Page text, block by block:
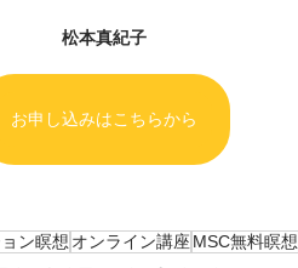
松本真紀子
お申し込みはこちらから
ン瞑想 オンライン講座 MSC無料瞑想